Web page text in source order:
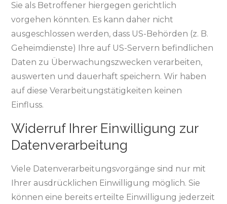
Sie als Betroffener hiergegen gerichtlich
vorgehen könnten. Es kann daher nicht
ausgeschlossen werden, dass US-Behörden (z. B.
Geheimdienste) Ihre auf US-Servern befindlichen
Daten zu Überwachungszwecken verarbeiten,
auswerten und dauerhaft speichern. Wir haben
auf diese Verarbeitungstätigkeiten keinen
Einfluss.
Widerruf Ihrer Einwilligung zur
Datenverarbeitung
Viele Datenverarbeitungsvorgänge sind nur mit
Ihrer ausdrücklichen Einwilligung möglich. Sie
können eine bereits erteilte Einwilligung jederzeit